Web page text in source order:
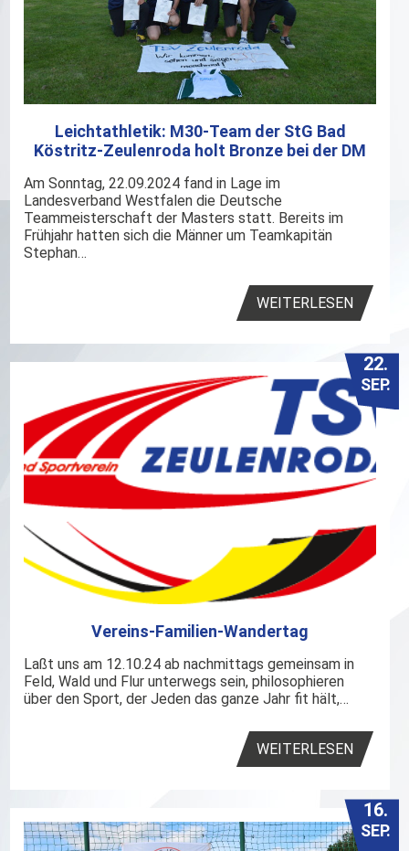
Leichtathletik: M30-Team der StG Bad
Köstritz-Zeulenroda holt Bronze bei der DM
Am Sonntag, 22.09.2024 fand in Lage im
Landesverband Westfalen die Deutsche
Teammeisterschaft der Masters statt. Bereits im
Frühjahr hatten sich die Männer um Teamkapitän
Stephan…
WEITERLESEN
22.
SEP.
Vereins-Familien-Wandertag
Laßt uns am 12.10.24 ab nachmittags gemeinsam in
Feld, Wald und Flur unterwegs sein, philosophieren
über den Sport, der Jeden das ganze Jahr fit hält,…
WEITERLESEN
16.
SEP.